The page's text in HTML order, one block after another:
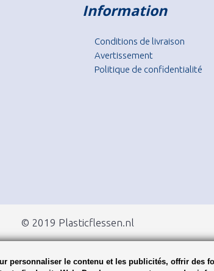
Information
Conditions de livraison
Avertissement
Politique de confidentialité
© 2019 Plasticflessen.nl
personnaliser le contenu et les publicités, offrir des